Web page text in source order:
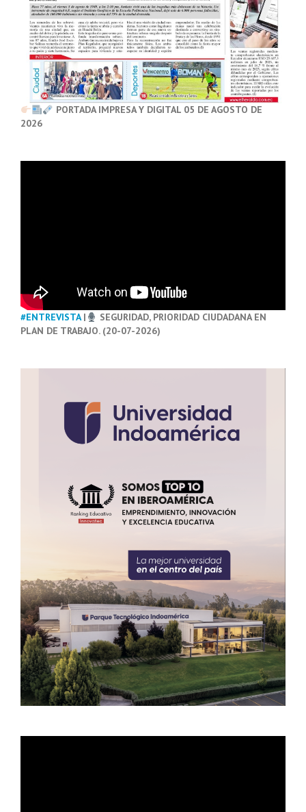
PORTADA IMPRESA Y DIGITAL 05 DE AGOSTO DE
2026
#ENTREVISTA|
SEGURIDAD, PRIORIDAD CIUDADANA EN
PLAN DE TRABAJO. (20-07-2026)